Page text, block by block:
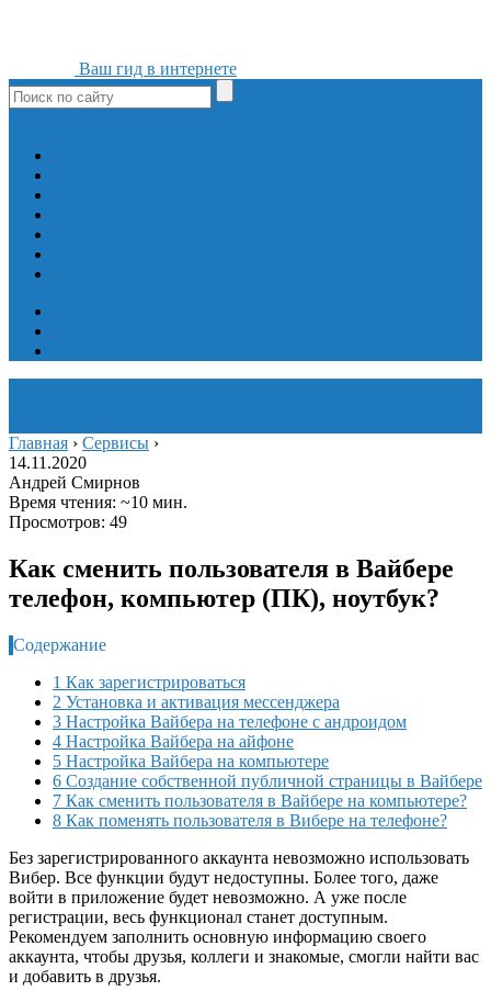
Ваш гид в интернете
Главная › Сервисы ›
14.11.2020
Андрей Смирнов
Время чтения: ~10 мин.
Просмотров: 49
Как сменить пользователя в Вайбере
телефон, компьютер (ПК), ноутбук?
Содержание
1 Как зарегистрироваться
2 Установка и активация мессенджера
3 Настройка Вайбера на телефоне с андроидом
4 Настройка Вайбера на айфоне
5 Настройка Вайбера на компьютере
6 Создание собственной публичной страницы в Вайбере
7 Как сменить пользователя в Вайбере на компьютере?
8 Как поменять пользователя в Вибере на телефоне?
Без зарегистрированного аккаунта невозможно использовать
Вибер. Все функции будут недоступны. Более того, даже
войти в приложение будет невозможно. А уже после
регистрации, весь функционал станет доступным.
Рекомендуем заполнить основную информацию своего
аккаунта, чтобы друзья, коллеги и знакомые, смогли найти вас
и добавить в друзья.